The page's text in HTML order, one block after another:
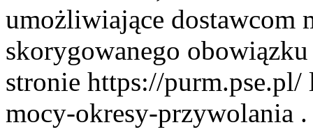
umożliwiające dostawcom
skorygowanego
stronie https://
mocy-okresy-przywolania